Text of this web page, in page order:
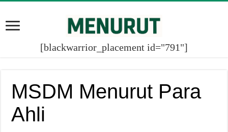
[blackwarrior_placement id="791"]
MSDM Menurut Para
Ahli